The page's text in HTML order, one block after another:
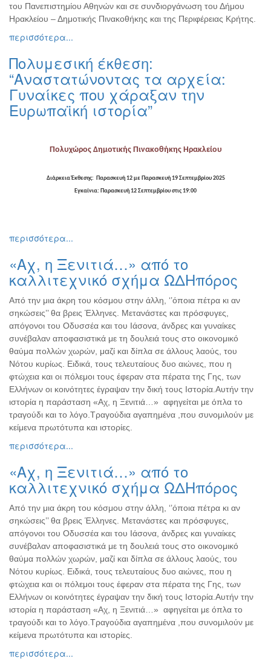
Άλλες
Εκδηλώσεις
ΤΟΠΟΣ
ΜΑΣ
του Πανεπιστημίου Αθηνών και σε συνδιοργάνωση του Δήμου
Ηρακλείου – Δημοτικής Πινακοθήκης και της Περιφέρειας Κρήτης.
περισσότερα...
Πολυμεσική έκθεση:
“Αναστατώνοντας τα αρχεία:
Γυναίκες που χάραξαν την
Ευρωπαϊκή ιστορία”
Πολυχώρος Δημοτικής Πινακοθήκης Ηρακλείου
Διάρκεια Έκθεσης: Παρασκευή 12 με Παρασκευή 19 Σεπτεμβρίου 2025
Εγκαίνια: Παρασκευή 12 Σεπτεμβρίου στις 19:00
περισσότερα...
«Αχ, η Ξενιτιά…» από το
καλλιτεχνικό σχήμα ΩΔΗπόρος
Από την μια άκρη του κόσμου στην άλλη, ‘’όποια πέτρα κι αν
σηκώσεις’’ θα βρεις Έλληνες. Μετανάστες και πρόσφυγες,
απόγονοι του Οδυσσέα και του Ιάσονα, άνδρες και γυναίκες
συνέβαλαν αποφασιστικά με τη δουλειά τους στο οικονομικό
θαύμα πολλών χωρών, μαζί και δίπλα σε άλλους λαούς, του
Νότου κυρίως. Ειδικά, τους τελευταίους δυο αιώνες, που η
φτώχεια και οι πόλεμοι τους έφεραν στα πέρατα της Γης, των
Ελλήνων οι κοινότητες έγραψαν την δική τους Ιστορία.Αυτήν την
ιστορία η παράσταση «Αχ, η Ξενιτιά…» αφηγείται με όπλα το
τραγούδι και το λόγο.Τραγούδια αγαπημένα ,που συνομιλούν με
κείμενα πρωτότυπα και ιστορίες.
περισσότερα...
«Αχ, η Ξενιτιά…» από το
καλλιτεχνικό σχήμα ΩΔΗπόρος
Από την μια άκρη του κόσμου στην άλλη, ‘’όποια πέτρα κι αν
σηκώσεις’’ θα βρεις Έλληνες. Μετανάστες και πρόσφυγες,
απόγονοι του Οδυσσέα και του Ιάσονα, άνδρες και γυναίκες
συνέβαλαν αποφασιστικά με τη δουλειά τους στο οικονομικό
θαύμα πολλών χωρών, μαζί και δίπλα σε άλλους λαούς, του
Νότου κυρίως. Ειδικά, τους τελευταίους δυο αιώνες, που η
φτώχεια και οι πόλεμοι τους έφεραν στα πέρατα της Γης, των
Ελλήνων οι κοινότητες έγραψαν την δική τους Ιστορία.Αυτήν την
ιστορία η παράσταση «Αχ, η Ξενιτιά…» αφηγείται με όπλα το
τραγούδι και το λόγο.Τραγούδια αγαπημένα ,που συνομιλούν με
κείμενα πρωτότυπα και ιστορίες.
περισσότερα...